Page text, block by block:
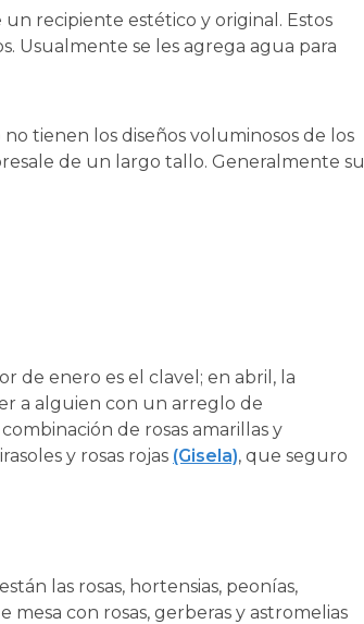
recipiente estético y original. Estos
Usualmente se les agrega agua para
tienen los diseños voluminosos de los
de un largo tallo. Generalmente su
de enero es el clavel; en abril, la
a alguien con un arreglo de
de rosas amarillas y
y rosas rojas (Gisela), que seguro
las rosas, hortensias, peonías,
con rosas, gerberas y astromelias